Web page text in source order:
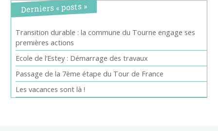
Derniers « posts »
Transition durable : la commune du Tourne engage ses
premières actions
Ecole de l’Estey : Démarrage des travaux
Passage de la 7ème étape du Tour de France
Les vacances sont là !